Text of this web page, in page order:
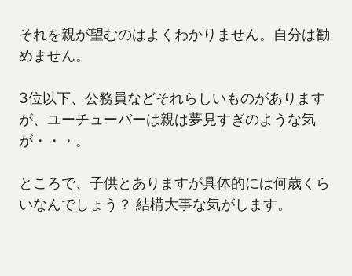
それを親が望むのはよくわかりません。自分は勧
めません。
3位以下、公務員などそれらしいものがあります
が、ユーチューバーは親は夢見すぎのような気
が・・・。
ところで、子供とありますが具体的には何歳くら
いなんでしょう？ 結構大事な気がします。